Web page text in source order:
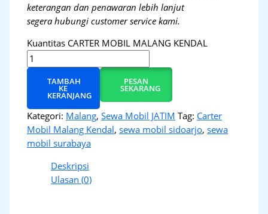
keterangan dan penawaran lebih lanjut
segera hubungi customer service kami.
Kuantitas CARTER MOBIL MALANG KENDAL
TAMBAH
KE
KERANJANG
PESAN
SEKARANG
Kategori: Malang,Sewa Mobil JATIM Tag: Carter
Mobil Malang Kendal,sewa mobil sidoarjo,sewa
mobil surabaya
Deskripsi
Ulasan (0)